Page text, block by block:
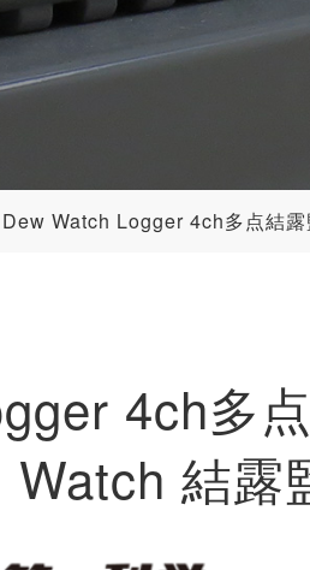
Dew Watch Logger 4ch多点結
4ch多
Watch 結露